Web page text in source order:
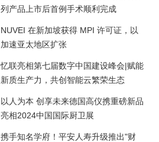
列产品上市后首例手术顺利完成
NUVEI 在新加坡获得 MPI 许可证，以
加速亚太地区扩张
忆联亮相第七届数字中国建设峰会|赋能
新质生产力，共创智能云繁荣生态
以人为本 创享未来德国高仪携重磅新品
亮相2024中国国际厨卫展
携手知名学府！平安人寿升级推出"财